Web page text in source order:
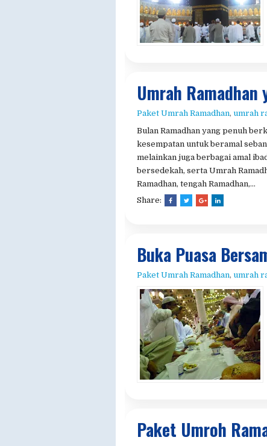
Umrah
Paket Umrah Ramadhan umrah
bersedekah, serta Umrah
Buka Puasa
Paket Umrah Ramadhan
Paket Umroh
Paket Umrah Ramadhan,Paket
Tidak ada komentar